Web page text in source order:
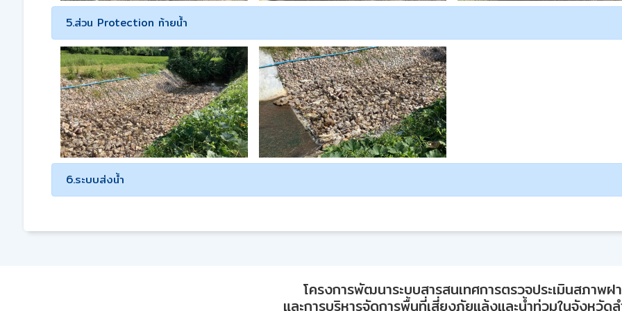
5.ส่วน Protection ท้ายน้ำ
6.ระบบส่งน้ำ
โครงการพัฒนาระบบสารสนเทศการตรวจประเมินสภาพฝ
และการบริหารจัดการพื้นที่เสี่ยงภัยแล้งและน้ำท่วมในจังหวัด